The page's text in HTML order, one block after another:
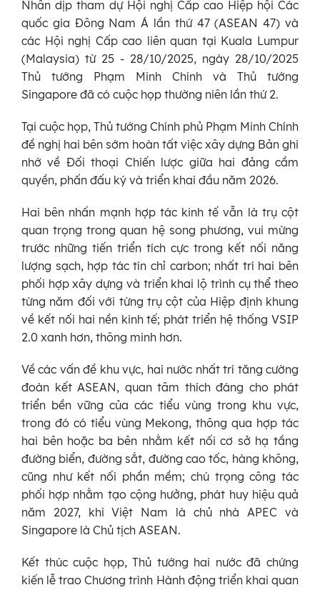
Nhân dịp tham dự Hội nghị Cấp cao Hiệp hội Các
quốc gia Đông Nam Á lần thứ 47 (ASEAN 47) và
các Hội nghị Cấp cao liên quan tại Kuala Lumpur
(Malaysia) từ 25 - 28/10/2025, ngày 28/10/2025
Thủ tướng Phạm Minh Chính và Thủ tướng
Singapore đã có cuộc họp thường niên lần thứ 2.
Tại cuộc họp, Thủ tướng Chính phủ Phạm Minh Chính
đề nghị hai bên sớm hoàn tất việc xây dựng Bản ghi
nhớ về Đối thoại Chiến lược giữa hai đảng cầm
quyền, phấn đấu ký và triển khai đầu năm 2026.
Hai bên nhấn mạnh hợp tác kinh tế vẫn là trụ cột
quan trọng trong quan hệ song phương, vui mừng
trước những tiến triển tích cực trong kết nối năng
lượng sạch, hợp tác tín chỉ carbon; nhất trí hai bên
phối hợp xây dựng và triển khai lộ trình cụ thể theo
từng năm đối với từng trụ cột của Hiệp định khung
về kết nối hai nền kinh tế; phát triển hệ thống VSIP
2.0 xanh hơn, thông minh hơn.
Về các vấn đề khu vực, hai nước nhất trí tăng cường
đoàn kết ASEAN, quan tâm thích đáng cho phát
triển bền vững của các tiểu vùng trong khu vực,
trong đó có tiểu vùng Mekong, thông qua hợp tác
hai bên hoặc ba bên nhằm kết nối cơ sở hạ tầng
đường biển, đường sắt, đường cao tốc, hàng không,
cũng như kết nối phần mềm; chú trọng công tác
phối hợp nhằm tạo cộng hưởng, phát huy hiệu quả
năm 2027, khi Việt Nam là chủ nhà APEC và
Singapore là Chủ tịch ASEAN.
Kết thúc cuộc họp, Thủ tướng hai nước đã chứng
kiến lễ trao Chương trình Hành động triển khai quan